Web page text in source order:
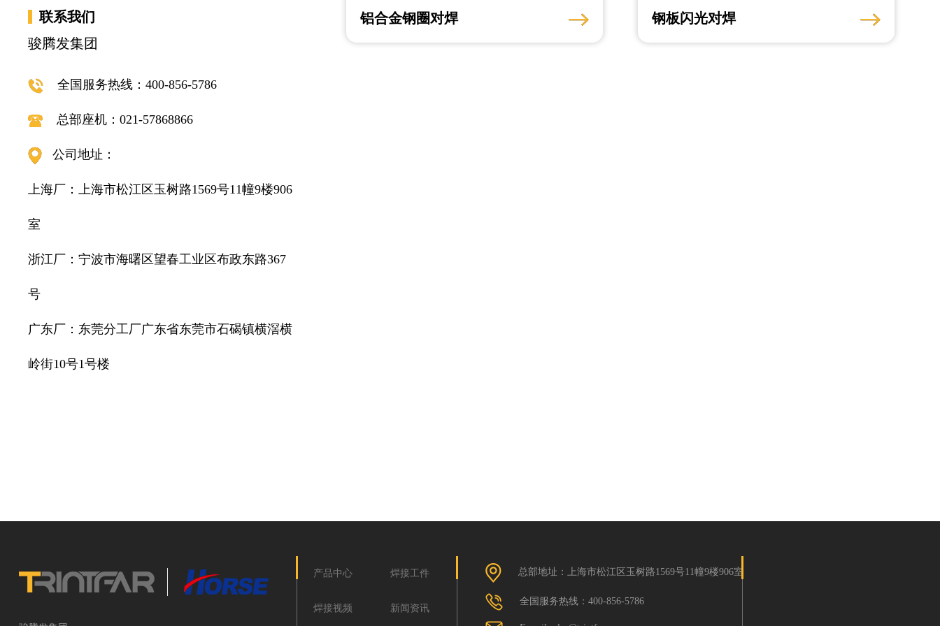
联系我们
骏腾发集团
全国服务热线：400-856-5786
总部座机：021-57868866
公司地址：
上海厂：上海市松江区玉树路1569号11幢9楼906
室
浙江厂：宁波市海曙区望春工业区布政东路367
号
广东厂：东莞分工厂广东省东莞市石碣镇横滘横
岭街10号1号楼
铝合金钢圈对焊 钢板闪光对焊
产品中心 焊接工件
焊接视频 新闻资讯
总部地址：上海市松江区玉树路1569号11幢9楼906室
全国服务热线：400-856-5786